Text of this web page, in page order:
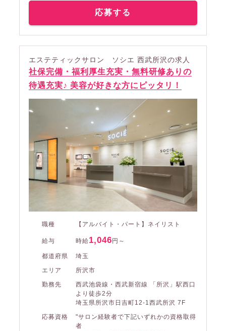
応募する
エステティックサロン ソシエ 西武所沢の求人
社保完備・福利厚生充実・無料研修ありの
待遇充実♪ 美容が好きな方にピッタリ！
職種 【アルバイト・パート】ネイリスト
給与 時給1,046 円～
都道府県
埼玉
エリア
所沢市
勤務先
西武池袋線・西武新宿線 「所沢」駅西口
より徒歩2分
埼玉県所沢市日吉町12-1西武所沢 7F
応募資格
"サロン経験者で下記いずれかの資格取得
者